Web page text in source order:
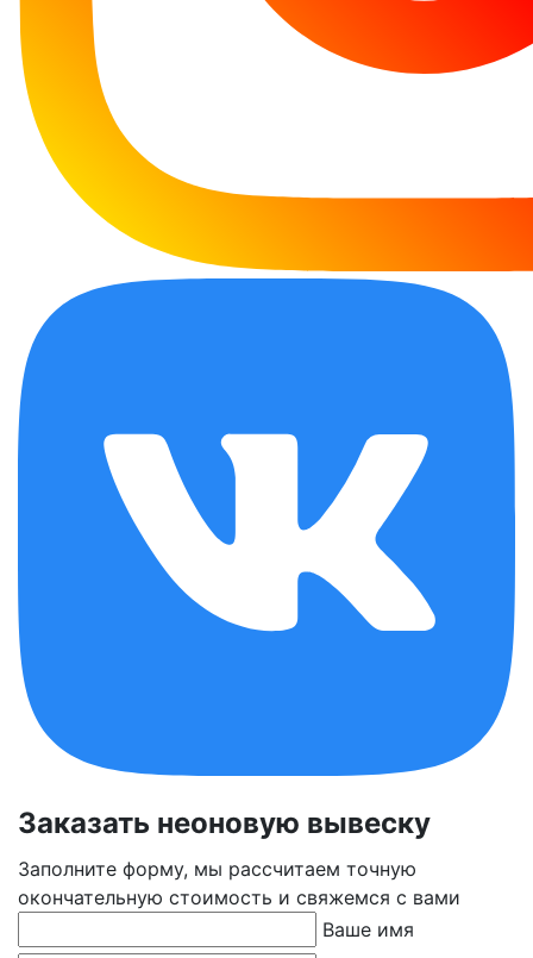
Заказать неоновую вывеску
Заполните форму, мы рассчитаем точную
окончательную стоимость и свяжемся с вами
Ваше имя